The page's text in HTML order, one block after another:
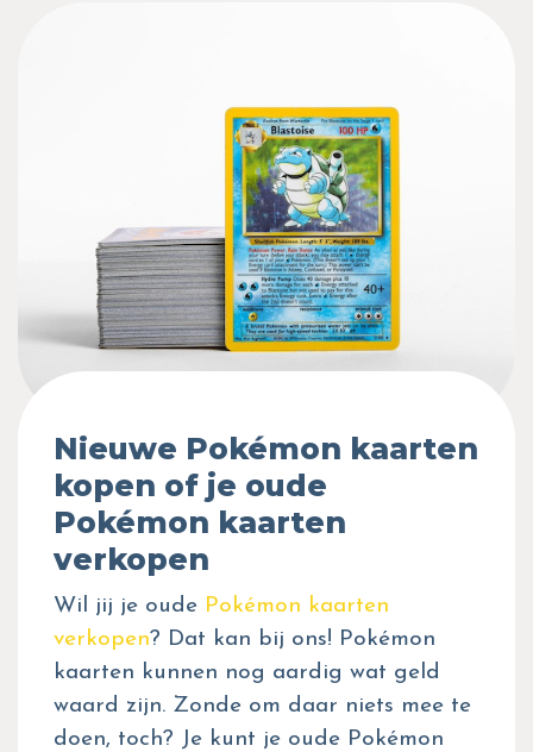
Nieuwe Pokémon kaarten
kopen of je oude
Pokémon kaarten
verkopen
Wil jij je oude Pokémon kaarten
verkopen? Dat kan bij ons! Pokémon
kaarten kunnen nog aardig wat geld
waard zijn. Zonde om daar niets mee te
doen, toch? Je kunt je oude Pokémon